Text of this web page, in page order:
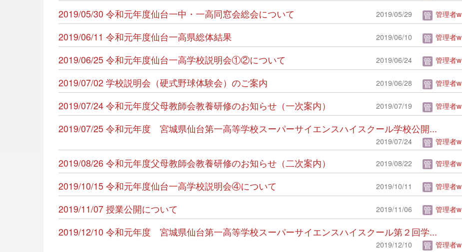
2019/05/30 令和元年度仙台一中・一高同窓会総会について 2019/05/29 管理者w
2019/06/11 令和元年度仙台一高県総体結果 2019/06/10 管理者w
2019/06/25 令和元年度仙台一高学校説明会①②について 2019/06/24 管理者w
2019/07/02 学校説明会（硬式野球体験会）のご案内 2019/06/28 管理者w
2019/07/24 令和元年度父母教師会教養研修のお知らせ（一次案内） 2019/07/19 管理者w
2019/07/25 令和元年度 宮城県仙台第一高等学校スーパーサイエンスハイスクール学校公開...
2019/07/24 管理者w
2019/08/26 令和元年度父母教師会教養研修のお知らせ（二次案内） 2019/08/22 管理者w
2019/10/15 令和元年度仙台一高学校説明会④について 2019/10/11 管理者w
2019/11/07 授業公開について 2019/11/06 管理者w
2019/12/10 令和元年度 宮城県仙台第一高等学校スーパーサイエンスハイスクール第２回学...
2019/12/10 管理者w